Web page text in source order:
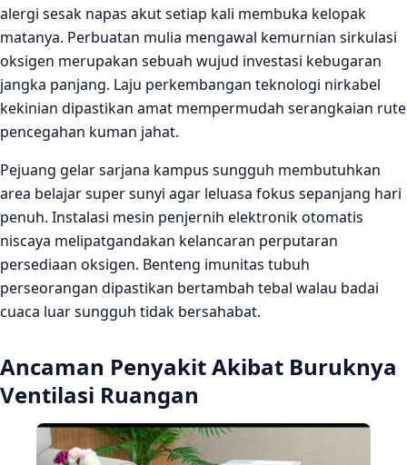
alergi sesak napas akut setiap kali membuka kelopak
matanya. Perbuatan mulia mengawal kemurnian sirkulasi
oksigen merupakan sebuah wujud investasi kebugaran
jangka panjang. Laju perkembangan teknologi nirkabel
kekinian dipastikan amat mempermudah serangkaian rute
pencegahan kuman jahat.
Pejuang gelar sarjana kampus sungguh membutuhkan
area belajar super sunyi agar leluasa fokus sepanjang hari
penuh. Instalasi mesin penjernih elektronik otomatis
niscaya melipatgandakan kelancaran perputaran
persediaan oksigen. Benteng imunitas tubuh
perseorangan dipastikan bertambah tebal walau badai
cuaca luar sungguh tidak bersahabat.
Ancaman Penyakit Akibat Buruknya
Ventilasi Ruangan